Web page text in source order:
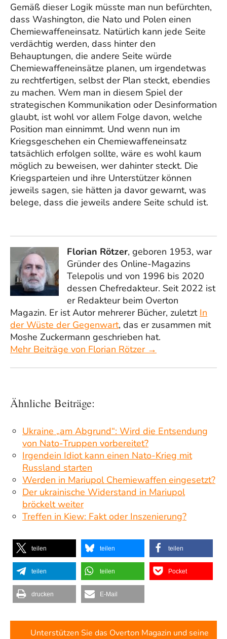
Gemäß dieser Logik müsste man nun befürchten,
dass Washington, die Nato und Polen einen
Chemiewaffeneinsatz. Natürlich kann jede Seite
verdächtig werden, dass hinter den
Behauptungen, die andere Seite würde
Chemiewaffeneinsätze planen, um irgendetwas
zu rechtfertigen, selbst der Plan steckt, ebendies
zu machen. Wem man in diesem Spiel der
strategischen Kommunikation oder Desinformation
glaubt, ist wohl vor allem Folge davon, welche
Position man einnimmt. Und wenn nun im
Kriegsgeschehen ein Chemiewaffeneinsatz
tatsächlich erfolgen sollte, wäre es wohl kaum
möglich zu beweisen, wer dahinter steckt. Die
Kriegsparteien und ihre Unterstützer können
jeweils sagen, sie hätten ja davor gewarnt, was
belege, dass die jeweils andere Seite schuld ist.
Florian Rötzer, geboren 1953, war
Gründer des Online-Magazins
Telepolis und von 1996 bis 2020
dessen Chefredakteur. Seit 2022 ist
er Redakteur beim Overton
Magazin. Er ist Autor mehrerer Bücher, zuletzt In
der Wüste der Gegenwart, das er zusammen mit
Moshe Zuckermann geschrieben hat.
Mehr Beiträge von Florian Rötzer →
Ähnliche Beiträge:
Ukraine „am Abgrund“: Wird die Entsendung
von Nato-Truppen vorbereitet?
Irgendein Idiot kann einen Nato-Krieg mit
Russland starten
Werden in Mariupol Chemiewaffen eingesetzt?
Der ukrainische Widerstand in Mariupol
bröckelt weiter
Treffen in Kiew: Fakt oder Inszenierung?
teilen teilen teilen
teilen teilen Pocket
drucken E-Mail
Unterstützen Sie das Overton Magazin und seine